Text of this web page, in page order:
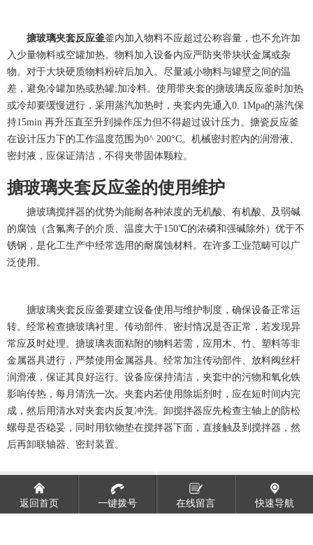
搪玻璃夹套反应釜釜内加入物料不应超过公称容量，也不允许加
入少量物料或空罐加热。物料加入设备内应严防夹带块状金属或杂
物。对于大块硬质物料粉碎后加入。尽量减小物料与罐壁之间的温
差，避免冷罐加热或热罐;加冷料。使用带夹套的搪玻璃反应釜时加热
或冷却要缓慢进行，采用蒸汽加热时，夹套内先通入 0. 1Mpa的蒸汽保
持15min 再升压直至升到操作压力但不得超过设计压力。搪瓷反应釜
在设计压力下的工作温度范围为0^ 200°C。机械密封腔内的润滑液、
密封液，应保证清洁，不得夹带固体颗粒。
搪玻璃夹套反应釜的使用维护
搪玻璃搅拌器的优势为能耐各种浓度的无机酸、有机酸、及弱碱
的腐蚀（含氟离子的介质、温度大于150℃的浓磷和强碱除外）优于不
锈钢，是化工生产中经常选用的耐腐蚀材料。在许多工业范畴可以广
泛使用。
搪玻璃夹套反应釜要建立设备使用与维护制度，确保设备正常运
转。经常检查搪玻璃衬里、传动部件、密封情况是否正常，若发现异
常应及时处理。搪玻璃表面粘附的物料若需，应用木、竹、塑料等非
金属器具进行，严禁使用金属器具。经常加注传动部件、放料阀丝杆
润滑液，保证其良好运行。设备应保持清洁，夹套中的污物和氧化铁
影响传热，每月清洗一次。夹套内若使用除垢剂时，应在短时间内完
成，然后用清水对夹套内反复冲洗。卸搅拌器应先检查主轴上的防松
螺母是否稳妥，同时用软物垫在搅拌器下面，直接触及到搅拌器，然
后再卸联轴器、密封装置。
不锈钢夹套反应釜 夹套反应釜的结构原理
返回首页 一键拨号 在线留言 快速导航